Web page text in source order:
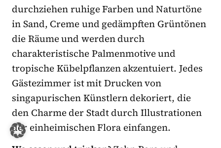
durchziehen ruhige Farben und Naturtöne
in Sand, Creme und gedämpften Grüntönen
die Räume und werden durch
charakteristische Palmenmotive und
tropische Kübelpflanzen akzentuiert. Jedes
Gästezimmer ist mit Drucken von
singapurischen Künstlern dekoriert, die
den Charme der Stadt durch Illustrationen
der einheimischen Flora einfangen.